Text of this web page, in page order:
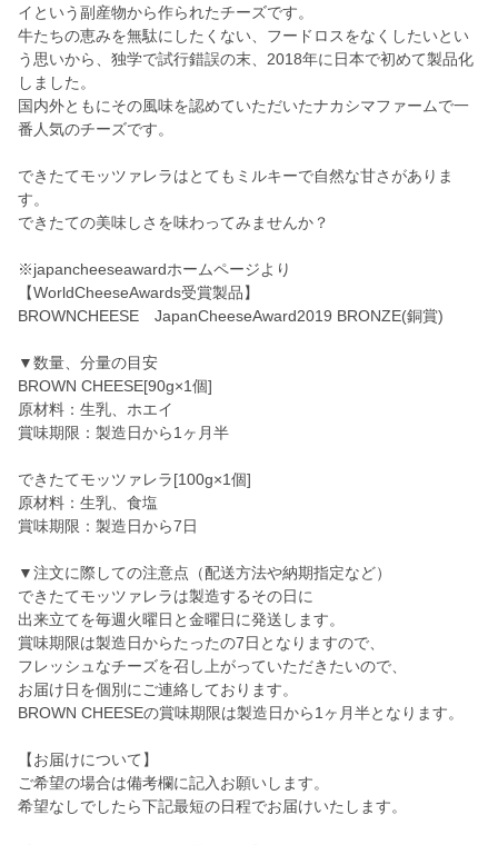
イという副産物から作られたチーズです。
牛たちの恵みを無駄にしたくない、フードロスをなくしたいとい
う思いから、独学で試行錯誤の末、2018年に日本で初めて製品化
しました。
国内外ともにその風味を認めていただいたナカシマファームで一
番人気のチーズです。
できたてモッツァレラはとてもミルキーで自然な甘さがありま
す。
できたての美味しさを味わってみませんか？
※japancheeseawardホームページより
【WorldCheeseAwards受賞製品】
BROWNCHEESE JapanCheeseAward2019 BRONZE(銅賞)
▼数量、分量の目安
BROWN CHEESE[90g×1個]
原材料：生乳、ホエイ
賞味期限：製造日から1ヶ月半
できたてモッツァレラ[100g×1個]
原材料：生乳、食塩
賞味期限：製造日から7日
▼注文に際しての注意点（配送方法や納期指定など）
できたてモッツァレラは製造するその日に
出来立てを毎週火曜日と金曜日に発送します。
賞味期限は製造日からたったの7日となりますので、
フレッシュなチーズを召し上がっていただきたいので、
お届け日を個別にご連絡しております。
BROWN CHEESEの賞味期限は製造日から1ヶ月半となります。
【お届けについて】
ご希望の場合は備考欄に記入お願いします。
希望なしでしたら下記最短の日程でお届けいたします。